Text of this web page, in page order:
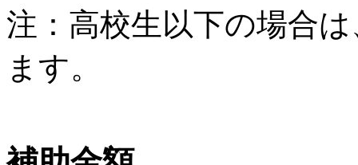
注：高校生以下の場合
ます。